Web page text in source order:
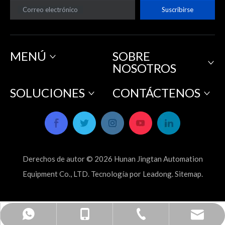
2026-05-08
hornos y otras capacidades
Correo electrónico Suscribirse
MENÚ
SOBRE
NOSOTROS
SOLUCIONES
CONTÁCTENOS
Derechos de autor © 2026 Hunan Jingtan Automation
Equipment Co., LTD. Tecnología por Leadong.Sitemap.
+8619313323027
+86-19313323027
+86-731-22498108
sales_hnjtae@163.com